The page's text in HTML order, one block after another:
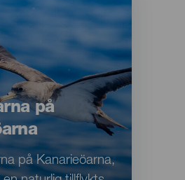
på
på Kanarieöarna,